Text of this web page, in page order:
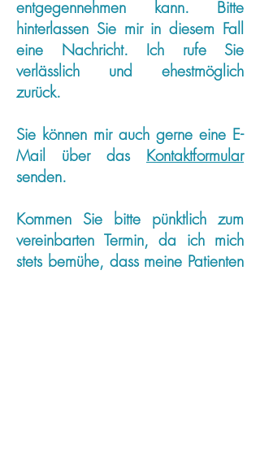
entgegennehmen kann. Bitte
hinterlassen Sie mir in diesem Fall
eine Nachricht. Ich rufe Sie
verlässlich und ehestmöglich
zurück.
Sie können mir auch gerne eine E-
Mail über das Kontaktformular
senden.
Kommen Sie bitte pünktlich zum
vereinbarten Termin, da ich mich
stets bemühe, dass meine Patienten